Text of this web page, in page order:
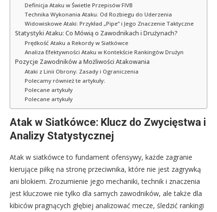
Definicja Ataku w Świetle Przepisów FIVB
Technika Wykonania Ataku: Od Rozbiegu do Uderzenia
Widowiskowe Ataki: Przykład „Pipe” i Jego Znaczenie Taktyczne
Statystyki Ataku: Co Mówią o Zawodnikach i Drużynach?
Prędkość Ataku a Rekordy w Siatkówce
Analiza Efektywności Ataku w Kontekście Rankingów Drużyn
Pozycje Zawodników a Możliwości Atakowania
Ataki z Linii Obrony: Zasady i Ograniczenia
Polecamy również te artykuły:
Polecane artykuły
Polecane artykuły
Atak w Siatkówce: Klucz do Zwycięstwa i
Analizy Statystycznej
Atak w siatkówce to fundament ofensywy, każde zagranie
kierujące piłkę na stronę przeciwnika, które nie jest zagrywką
ani blokiem. Zrozumienie jego mechaniki, technik i znaczenia
jest kluczowe nie tylko dla samych zawodników, ale także dla
kibiców pragnących głębiej analizować mecze, śledzić rankingi